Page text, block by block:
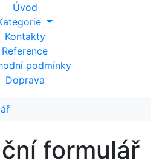
Úvod
Kontakty
Reference
podmínky
Doprava
formulář